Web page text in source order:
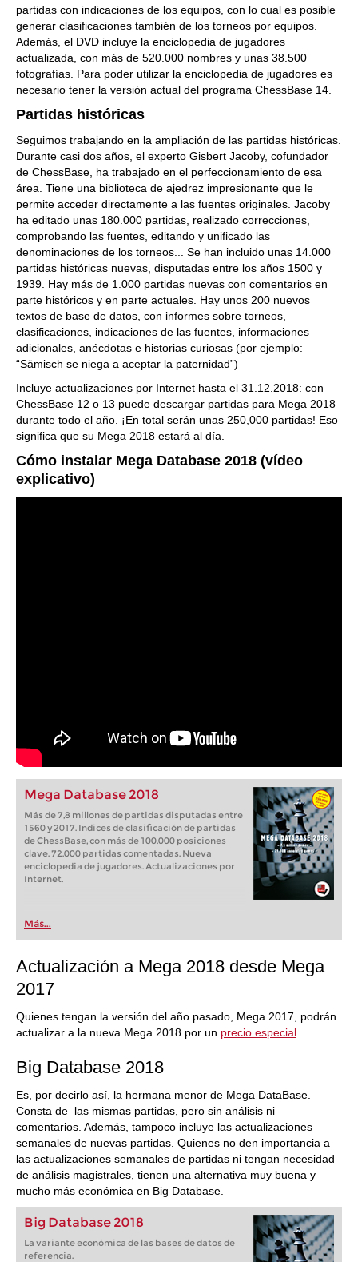
partidas con indicaciones de los equipos, con lo cual es posible
generar clasificaciones también de los torneos por equipos.
Además, el DVD incluye la enciclopedia de jugadores
actualizada, con más de 520.000 nombres y unas 38.500
fotografías. Para poder utilizar la enciclopedia de jugadores es
necesario tener la versión actual del programa ChessBase 14.
Partidas históricas
Seguimos trabajando en la ampliación de las partidas históricas.
Durante casi dos años, el experto Gisbert Jacoby, cofundador
de ChessBase, ha trabajado en el perfeccionamiento de esa
área. Tiene una biblioteca de ajedrez impresionante que le
permite acceder directamente a las fuentes originales. Jacoby
ha editado unas 180.000 partidas, realizado correcciones,
comprobando las fuentes, editando y unificado las
denominaciones de los torneos... Se han incluido unas 14.000
partidas históricas nuevas, disputadas entre los años 1500 y
1939. Hay más de 1.000 partidas nuevas con comentarios en
parte históricos y en parte actuales. Hay unos 200 nuevos
textos de base de datos, con informes sobre torneos,
clasificaciones, indicaciones de las fuentes, informaciones
adicionales, anécdotas e historias curiosas (por ejemplo:
“Sämisch se niega a aceptar la paternidad”)
Incluye actualizaciones por Internet hasta el 31.12.2018: con
ChessBase 12 o 13 puede descargar partidas para Mega 2018
durante todo el año. ¡En total serán unas 250,000 partidas! Eso
significa que su Mega 2018 estará al día.
Cómo instalar Mega Database 2018 (vídeo
explicativo)
Mega Database 2018
Más de 7,8 millones de partidas disputadas entre
1560 y 2017. Indices de clasificación de partidas
de ChessBase, con más de 100.000 posiciones
clave. 72.000 partidas comentadas. Nueva
enciclopedia de jugadores. Actualizaciones por
Internet.
Más...
Actualización a Mega 2018 desde Mega
2017
Quienes tengan la versión del año pasado, Mega 2017, podrán
actualizar a la nueva Mega 2018 por un precio especial
Big Database 2018
Es, por decirlo así, la hermana menor de Mega DataBase.
Consta de las mismas partidas, pero sin análisis ni
comentarios. Además, tampoco incluye las actualizaciones
semanales de nuevas partidas. Quienes no den importancia a
las actualizaciones semanales de partidas ni tengan necesidad
de análisis magistrales, tienen una alternativa muy buena y
mucho más económica en Big Database.
Big Database 2018
La variante económica de las bases de datos de
referencia.